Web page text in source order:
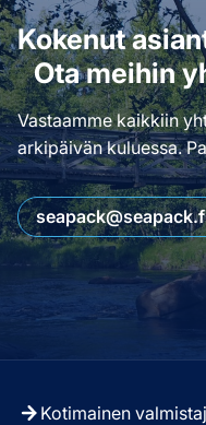
Kokenut
Ota meihin
Vastaamme kaikkiin
arkipäivän kuluessa.
Kotimainen